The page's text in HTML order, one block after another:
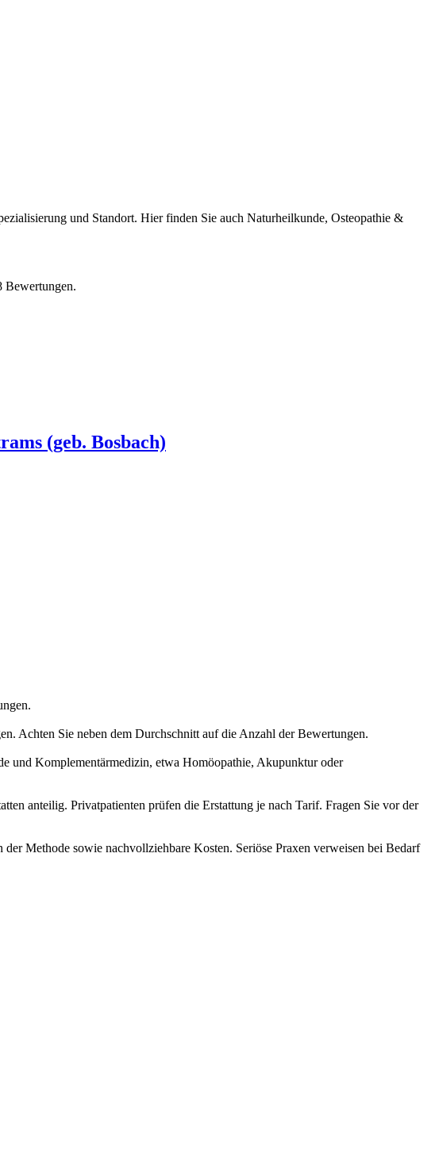
und Standort. Hier finden Sie auch Naturheilkunde, Osteopathie &
Bewertungen.
(geb. Bosbach)
Achten Sie neben dem Durchschnitt auf die Anzahl der Bewertungen.
und Komplementärmedizin, etwa Homöopathie, Akupunktur oder
anteilig. Privatpatienten prüfen die Erstattung je nach Tarif. Fragen Sie vor der
Methode sowie nachvollziehbare Kosten. Seriöse Praxen verweisen bei Bedarf